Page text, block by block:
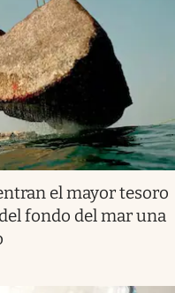
el mayor tesoro
fondo del mar una